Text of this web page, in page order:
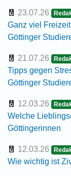
23.07.26
Ganz viel
Göttinger
21.07.26
Tipps gegen
Göttinger
12.03.26
Welche
Göttingerinnen
12.03.26
Wie wichtig ist